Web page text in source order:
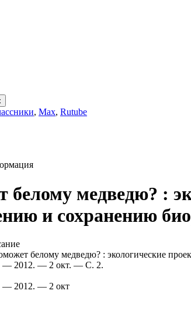
, Max, Rutube
белому медведю? :
и сохранению
белому медведю? : экологические
— 2012. — 2 окт. — С. 2.
— 2012. — 2 окт